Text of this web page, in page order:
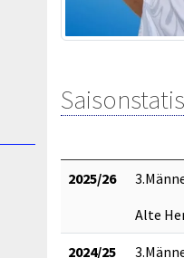
2025/26
Alte
2024/25